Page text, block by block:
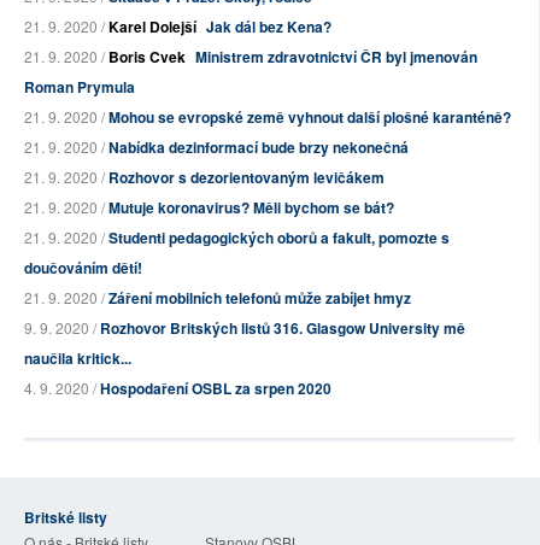
21. 9. 2020 /Karel Dolejší Jak dál bez Kena?
21. 9. 2020 /Boris Cvek Ministrem zdravotnictví ČR byl jmenován
Roman Prymula
21. 9. 2020 /Mohou se evropské země vyhnout další plošné karanténě?
21. 9. 2020 /Nabídka dezinformací bude brzy nekonečná
21. 9. 2020 /Rozhovor s dezorientovaným levičákem
21. 9. 2020 /Mutuje koronavirus? Měli bychom se bát?
21. 9. 2020 /Studenti pedagogických oborů a fakult, pomozte s
doučováním dětí!
21. 9. 2020 /Záření mobilních telefonů může zabíjet hmyz
9. 9. 2020 /Rozhovor Britských listů 316. Glasgow University mě
naučila kritick...
4. 9. 2020 /Hospodaření OSBL za srpen 2020
Britské listy